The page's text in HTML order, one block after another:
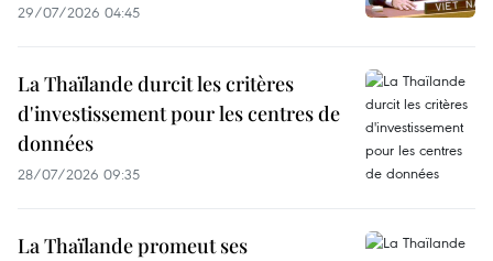
29/07/2026 04:45
La Thaïlande durcit les critères
d'investissement pour les centres de
données
28/07/2026 09:35
La Thaïlande promeut ses